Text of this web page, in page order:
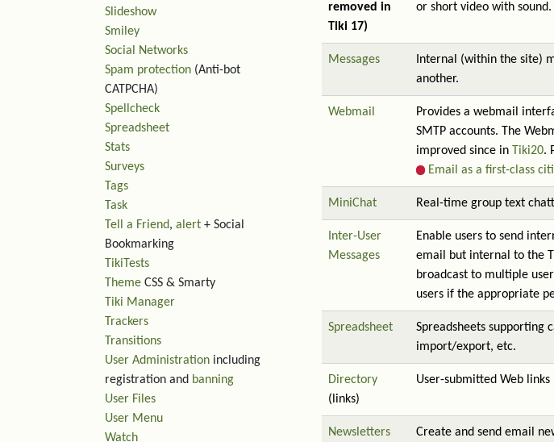
removed in
Tiki 17)
or short video with
Messages
Internal (within the site)
another.
Webmail
Provides a webmail
SMTP accounts. The
improved since in
Tiki20.
Email as a first-class
MiniChat Real-time group text
Inter-User
Messages
Enable users to send
email but internal to the
broadcast to multiple
users if the appropriate
Spreadsheet
Spreadsheets supporting
import/export, etc.
Directory
(links)
User-submitted Web links
Newsletters Create and send email
Slideshow
Smiley
Social Networks
Spam protection (Anti-bot
CATPCHA)
Spellcheck
Spreadsheet
Stats
Surveys
Tags
Task
Tell a Friend, alert + Social
Bookmarking
TikiTests
Theme CSS & Smarty
Tiki Manager
Trackers
Transitions
User Administration including
registration and banning
User Files
User Menu
Watch